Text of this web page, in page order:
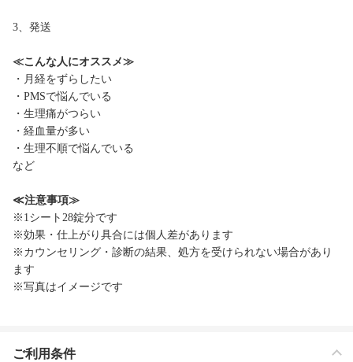
3、発送
≪こんな人にオススメ≫
・月経をずらしたい
・PMSで悩んでいる
・生理痛がつらい
・経血量が多い
・生理不順で悩んでいる
など
≪注意事項≫
※1シート28錠分です
※効果・仕上がり具合には個人差があります
※カウンセリング・診断の結果、処方を受けられない場合があり
ます
※写真はイメージです
ご利用条件